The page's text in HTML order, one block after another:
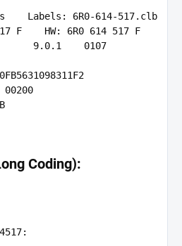
Labels: 6R0-614-517
F    HW: 6R0 614 517
9. 0. 1
0107
00200
Coding):